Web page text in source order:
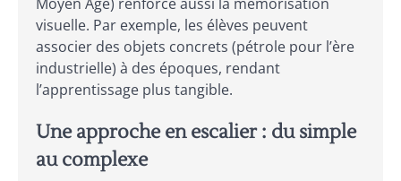
visuelle. Par exemple, les élèves peuvent
associer des objets concrets (pétrole pour l’ère
industrielle) à des époques, rendant
l’apprentissage plus tangible.
Une approche en escalier : du simple
au complexe